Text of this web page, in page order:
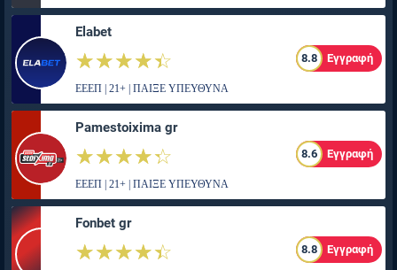
Elabet
☆☆☆☆☆
★★★★★ 8.8 Εγγραφή
ΕΕΕΠ | 21+ | ΠΑΙΞΕ ΥΠΕΥΘΥΝΑ
Pamestoixima gr
☆☆☆☆☆
★★★★★ 8.6 Εγγραφή
ΕΕΕΠ | 21+ | ΠΑΙΞΕ ΥΠΕΥΘΥΝΑ
Fonbet gr
☆☆☆☆☆
★★★★★ 8.8 Εγγραφή